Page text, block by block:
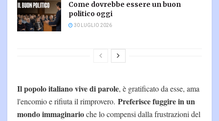
Come dovrebbe essere un buon
politico oggi
30 LUGLIO 2026
Il popolo italiano vive di parole, è gratificato da esse, ama
l'encomio e rifiuta il rimprovero. Preferisce fuggire in un
mondo immaginarioche lo compensi dalla frustrazioni del